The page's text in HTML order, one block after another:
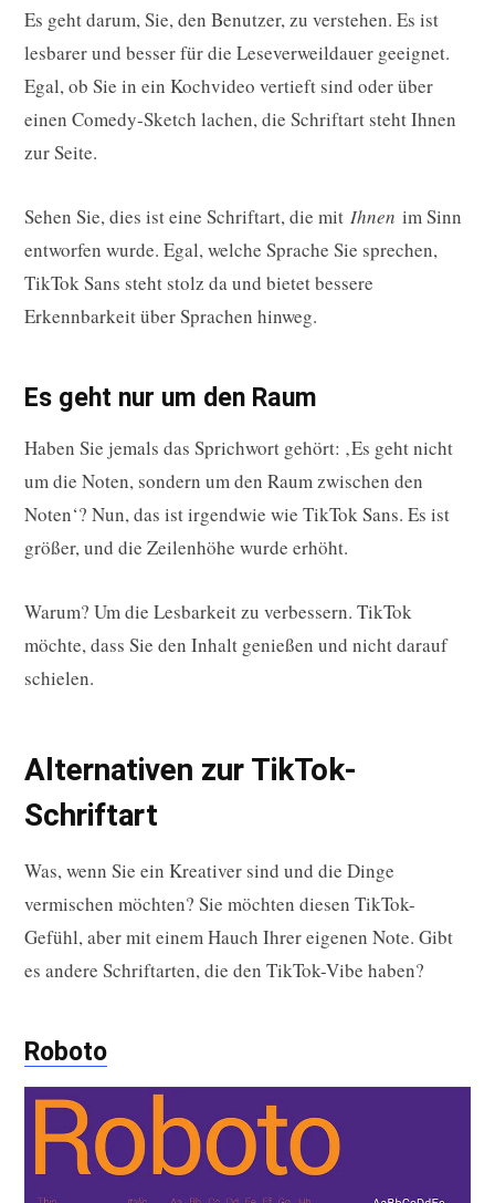
Es geht darum, Sie, den Benutzer, zu verstehen. Es ist
lesbarer und besser für die Leseverweildauer geeignet.
Egal, ob Sie in ein Kochvideo vertieft sind oder über
einen Comedy-Sketch lachen, die Schriftart steht Ihnen
zur Seite.
Sehen Sie, dies ist eine Schriftart, die mit Ihnen im Sinn
entworfen wurde. Egal, welche Sprache Sie sprechen,
TikTok Sans steht stolz da und bietet bessere
Erkennbarkeit über Sprachen hinweg.
Es geht nur um den Raum
Haben Sie jemals das Sprichwort gehört: ‚Es geht nicht
um die Noten, sondern um den Raum zwischen den
Noten‘? Nun, das ist irgendwie wie TikTok Sans. Es ist
größer, und die Zeilenhöhe wurde erhöht.
Warum? Um die Lesbarkeit zu verbessern. TikTok
möchte, dass Sie den Inhalt genießen und nicht darauf
schielen.
Alternativen zur TikTok-
Schriftart
Was, wenn Sie ein Kreativer sind und die Dinge
vermischen möchten? Sie möchten diesen TikTok-
Gefühl, aber mit einem Hauch Ihrer eigenen Note. Gibt
es andere Schriftarten, die den TikTok-Vibe haben?
Roboto